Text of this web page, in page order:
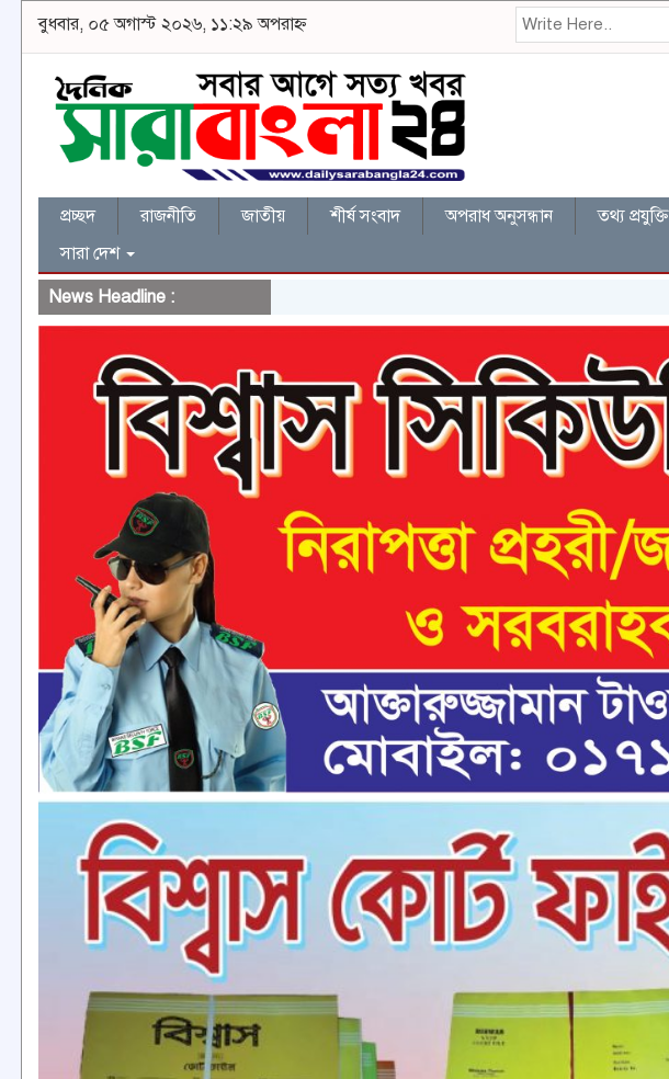
বুধবার, ০৫ অগাস্ট ২০২৬, ১১:২৯ অপরাহ্ন
প্রচ্ছদ রাজনীতি জাতীয় শীর্ষ সংবাদ অপরাধ অনুসন্ধান তথ্য প্রযুক্তি
সারা দেশ
News Headline :